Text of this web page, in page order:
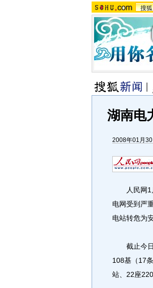
搜狐
湖南电
2008年01月
人民网1月
电网受到严
电站转危为安
截止今日
108基（17
站、22座